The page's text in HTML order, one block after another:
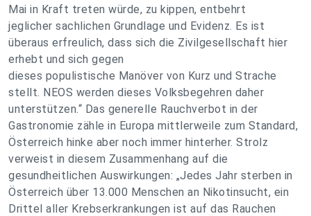
Mai in Kraft treten würde, zu kippen, entbehrt
jeglicher sachlichen Grundlage und Evidenz. Es ist
überaus erfreulich, dass sich die Zivilgesellschaft hier
erhebt und sich gegen
dieses populistische Manöver von Kurz und Strache
stellt. NEOS werden dieses Volksbegehren daher
unterstützen.“ Das generelle Rauchverbot in der
Gastronomie zähle in Europa mittlerweile zum Standard,
Österreich hinke aber noch immer hinterher. Strolz
verweist in diesem Zusammenhang auf die
gesundheitlichen Auswirkungen: „Jedes Jahr sterben in
Österreich über 13.000 Menschen an Nikotinsucht, ein
Drittel aller Krebserkrankungen ist auf das Rauchen